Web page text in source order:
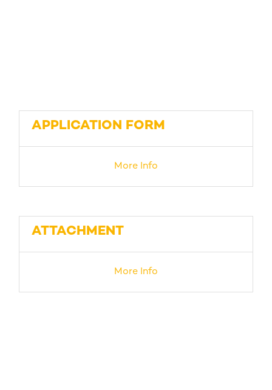
APPLICATION FORM
More Info
ATTACHMENT
More Info